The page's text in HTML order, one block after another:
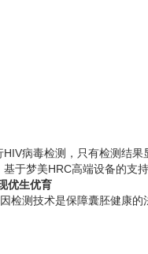
病毒检测，只有检测结
于梦美HRC高端设备的支
优生优育
检测技术是保障囊胚健康的